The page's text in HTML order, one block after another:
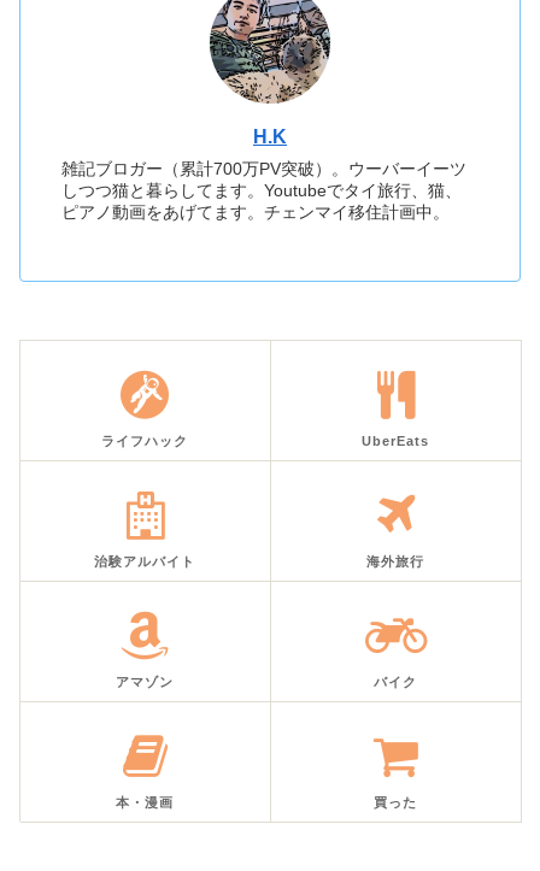
H.K
雑記ブロガー（累計700万PV突破）。ウーバーイーツ
しつつ猫と暮らしてます。Youtubeでタイ旅行、猫、
ピアノ動画をあげてます。チェンマイ移住計画中。
ライフハック UberEats
治験アルバイト 海外旅行
アマゾン バイク
本・漫画 買った